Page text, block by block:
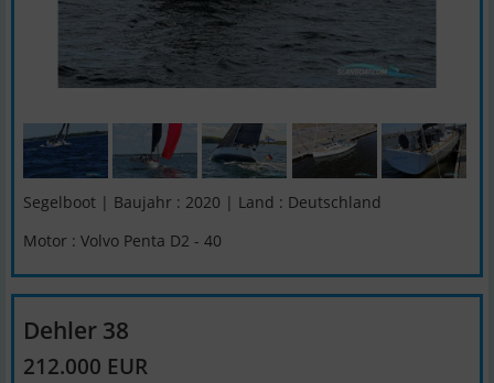
Segelboot | Baujahr : 2020 | Land : Deutschland
Motor : Volvo Penta D2 - 40
Dehler 38
212.000 EUR